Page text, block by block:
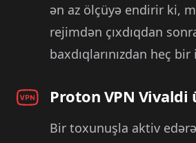
ən az ölçüyə endirir ki,
rejimdən çıxdıqdan
baxdıqlarınızdan heç bir
Proton VPN Vivaldi
Bir toxunuşla aktiv